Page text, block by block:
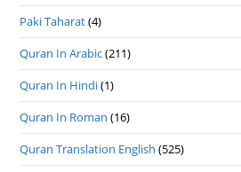
Paki Taharat(4)
Quran In Arabic(211)
Quran In Hindi(1)
Quran In Roman (16)
Quran Translation English (525)